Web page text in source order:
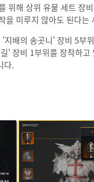
위해 상위 유물 세트 장
을 미루지 않아도 된다는
'지배의 송곳니' 장비 5부
' 장비 1부위를 장착하
다.